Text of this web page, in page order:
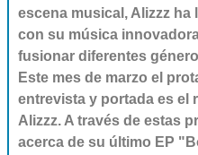
escena musical, Alizzz
con su música
fusionar diferentes
Este mes de marzo el
entrevista y portada es
Alizzz. A través de estas
acerca de su último EP